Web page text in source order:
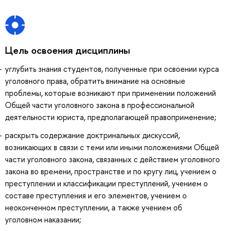
Цель освоения дисциплины
углубить знания студентов, полученные при освоении курса
уголовного права, обратить внимание на основные
проблемы, которые возникают при применении положений
Общей части уголовного закона в профессиональной
деятельности юриста, предполагающей правоприменение;
раскрыть содержание доктринальных дискуссий,
возникающих в связи с теми или иными положениями Общей
части уголовного закона, связанных с действием уголовного
закона во времени, пространстве и по кругу лиц, учением о
преступлении и классификации преступлений, учением о
составе преступления и его элементов, учением о
неоконченном преступлении, а также учением об
уголовном наказании;